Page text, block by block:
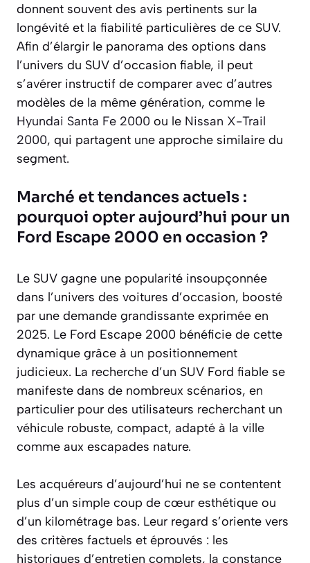
donnent souvent des avis pertinents sur la
longévité et la fiabilité particulières de ce SUV.
Afin d’élargir le panorama des options dans
l’univers du SUV d’occasion fiable, il peut
s’avérer instructif de comparer avec d’autres
modèles de la même génération, comme le
Hyundai Santa Fe 2000 ou le Nissan X-Trail
2000, qui partagent une approche similaire du
segment.
Marché et tendances actuels :
pourquoi opter aujourd’hui pour un
Ford Escape 2000 en occasion ?
Le SUV gagne une popularité insoupçonnée
dans l’univers des voitures d’occasion, boosté
par une demande grandissante exprimée en
2025. Le Ford Escape 2000 bénéficie de cette
dynamique grâce à un positionnement
judicieux. La recherche d’un SUV Ford fiable se
manifeste dans de nombreux scénarios, en
particulier pour des utilisateurs recherchant un
véhicule robuste, compact, adapté à la ville
comme aux escapades nature.
Les acquéreurs d’aujourd’hui ne se contentent
plus d’un simple coup de cœur esthétique ou
d’un kilométrage bas. Leur regard s’oriente vers
des critères factuels et éprouvés : les
historiques d’entretien complets, la constance